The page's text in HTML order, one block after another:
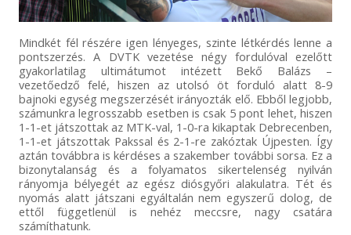
Mindkét fél részére igen lényeges, szinte létkérdés lenne a
pontszerzés. A DVTK vezetése négy fordulóval ezelőtt
gyakorlatilag ultimátumot intézett Bekő Balázs –
vezetőedző felé, hiszen az utolsó öt forduló alatt 8-9
bajnoki egység megszerzését irányozták elő. Ebből legjobb,
számunkra legrosszabb esetben is csak 5 pont lehet, hiszen
1-1-et játszottak az MTK-val, 1-0-ra kikaptak Debrecenben,
1-1-et játszottak Pakssal és 2-1-re zakóztak Újpesten. Így
aztán továbbra is kérdéses a szakember további sorsa. Ez a
bizonytalanság és a folyamatos sikertelenség nyilván
rányomja bélyegét az egész diósgyőri alakulatra. Tét és
nyomás alatt játszani egyáltalán nem egyszerű dolog, de
ettől függetlenül is nehéz meccsre, nagy csatára
számíthatunk.